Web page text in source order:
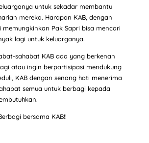
untuk sekadar membantu
mereka. Harapan KAB, dengan
Pak Sapri bisa mencari
lagi untuk keluarganya.
sahabat KAB ada yang berkenan
atau ingin berpartisipasi mendukung
KAB dengan senang hati menerima
semua untuk berbagi kepada
bersama KAB!!